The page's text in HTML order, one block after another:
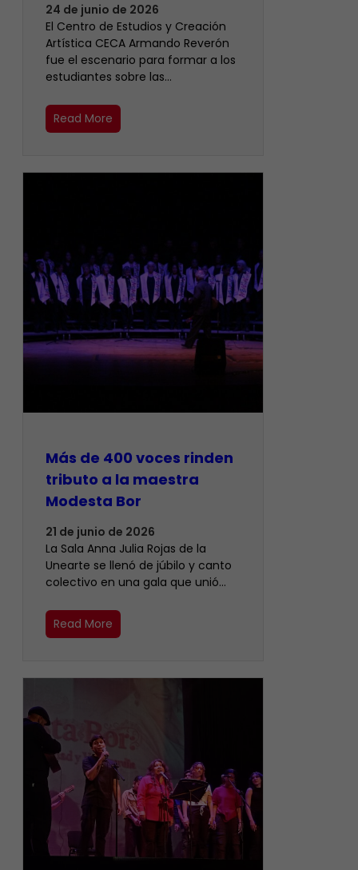
24 de junio de 2026
El Centro de Estudios y Creación
Artística CECA Armando Reverón
fue el escenario para formar a los
estudiantes sobre las…
Read More
Más de 400 voces rinden
tributo a la maestra
Modesta Bor
21 de junio de 2026
​La Sala Anna Julia Rojas de la
Unearte se llenó de júbilo y canto
colectivo en una gala que unió…
Read More